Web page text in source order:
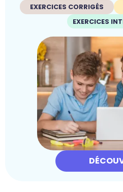
EXERCICES CORRIGÉS
EXERCICES